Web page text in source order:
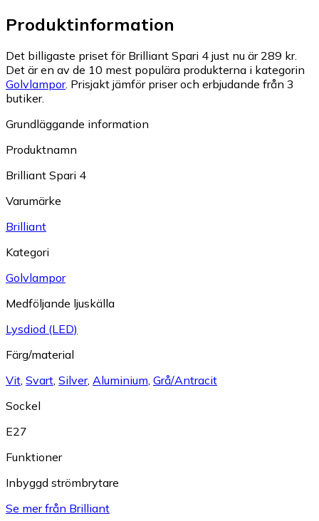
Produktinformation
Det billigaste priset för Brilliant Spari 4 just nu är 289 kr.
Det är en av de 10 mest populära produkterna i kategorin
Golvlampor. Prisjakt jämför priser och erbjudande från 3
butiker.
Grundläggande information
Produktnamn
Brilliant Spari 4
Varumärke
Brilliant
Kategori
Golvlampor
Medföljande ljuskälla
Lysdiod (LED)
Färg/material
Vit, Svart, Silver, Aluminium, Grå/Antracit
Sockel
E27
Funktioner
Inbyggd strömbrytare
Se mer från Brilliant